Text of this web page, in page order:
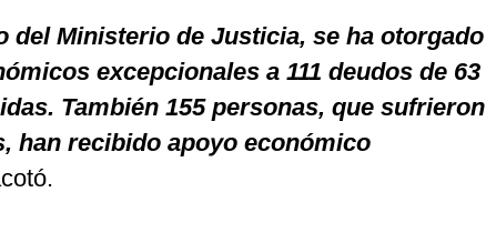
del Ministerio de Justicia, se ha otorgado
excepcionales a 111 deudos de 63
También 155 personas, que sufrieron
han recibido apoyo económico